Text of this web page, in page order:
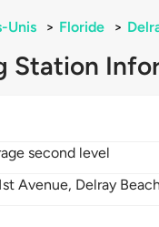
Unis > Floride >
Station
second level
Avenue, Delray